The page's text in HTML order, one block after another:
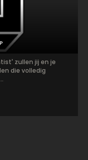
zullen jij en je
die volledig